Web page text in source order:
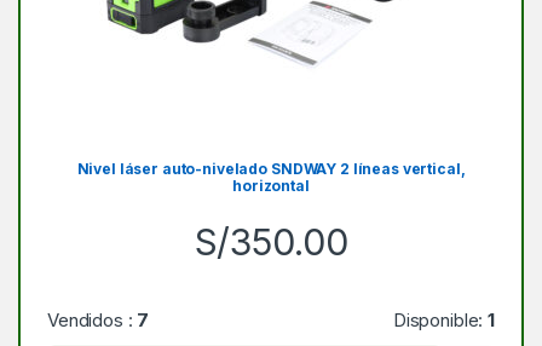
Nivel láser auto-nivelado SNDWAY 2 líneas vertical,
horizontal
S/350.00
Vendidos : 7 Disponible:1